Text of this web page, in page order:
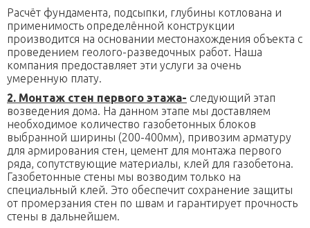
Расчёт фундамента, подсыпки, глубины котлована и
применимость определённой конструкции
производится на основании местонахождения объекта с
проведением геолого-разведочных работ. Наша
компания предоставляет эти услуги за очень
умеренную плату.
2. Монтаж стен первого этажа- следующий этап
возведения дома. На данном этапе мы доставляем
необходимое количество газобетонных блоков
выбранной ширины (200-400мм), привозим арматуру
для армирования стен, цемент для монтажа первого
ряда, сопутствующие материалы, клей для газобетона.
Газобетонные стены мы возводим только на
специальный клей. Это обеспечит сохранение защиты
от промерзания стен по швам и гарантирует прочность
стены в дальнейшем.